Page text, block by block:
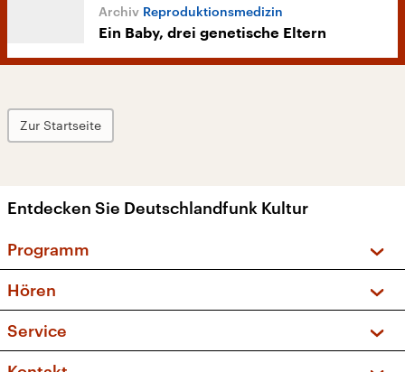
Reproduktionsmedizin
Ein Baby, drei genetische Eltern
Zur Startseite
Entdecken Sie Deutschlandfunk Kultur
Programm
Sendungen und Podcasts
Musikliste
Hören
Frequenzen (UKW + DAB+)
Service
FAQ